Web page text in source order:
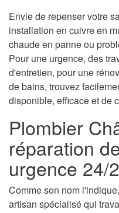
Envie de repenser votre
installation en cuivre en
chaude en panne ou
Pour une urgence, des
d'entretien, pour une
de bains, trouvez
disponible, efficace et de
Plombier
réparation
urgence 24/
Comme son nom
artisan spécialisé qui